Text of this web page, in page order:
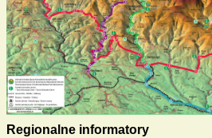
Regionalne informatory